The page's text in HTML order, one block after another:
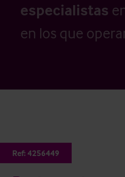
especialistas
en los que
Ref: 4256449